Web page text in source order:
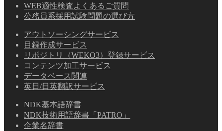
WEB適性検査よくあるご質問
公務員系採用試験問題の選び方
アウトソーシングサービス
目録作成サービス
リポジトリ（WEKO3）登録サービス
コンテンツ加工サービス
データベース関連
英日/日英翻訳サービス
NDK基本語辞書
NDK技術用語辞書「PATRO」
企業名辞書